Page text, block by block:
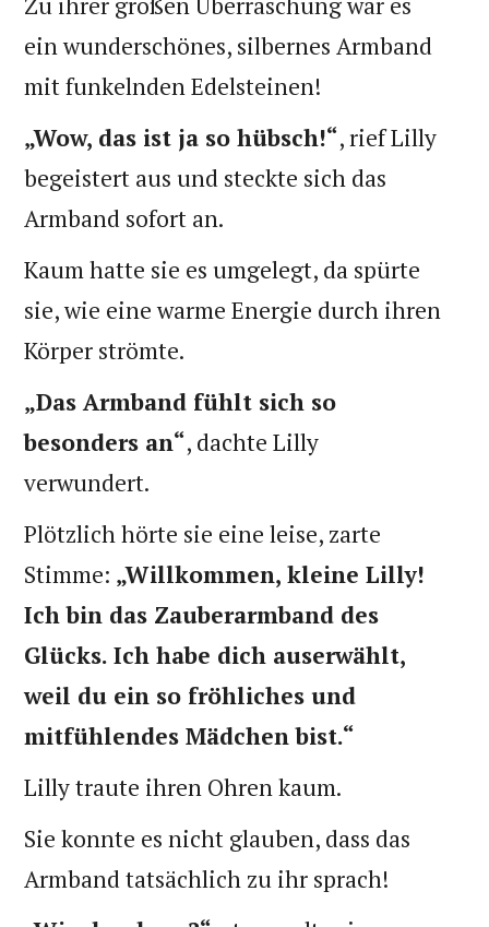
ein wunderschönes, silbernes Armband
mit funkelnden Edelsteinen!
„Wow, das ist ja so hübsch!“, rief Lilly
begeistert aus und steckte sich das
Armband sofort an.
Kaum hatte sie es umgelegt, da spürte
sie, wie eine warme Energie durch ihren
Körper strömte.
„Das Armband fühlt sich so
besonders an“, dachte Lilly
verwundert.
Plötzlich hörte sie eine leise, zarte
Stimme: „Willkommen, kleine Lilly!
Ich bin das Zauberarmband des
Glücks. Ich habe dich auserwählt,
weil du ein so fröhliches und
mitfühlendes Mädchen bist.“
Lilly traute ihren Ohren kaum.
Sie konnte es nicht glauben, dass das
Armband tatsächlich zu ihr sprach!